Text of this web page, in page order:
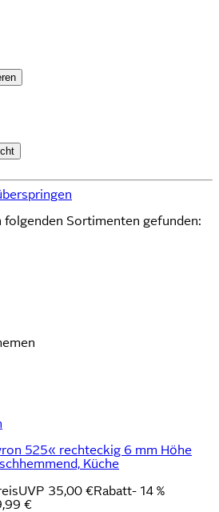
folgenden Sortimenten gefunden:
525« rechteckig 6 mm Höhe
Küche
UVP 35,00 €Rabatt- 14 %
€